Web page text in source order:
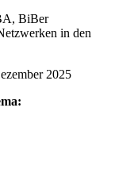
BiBer
in den
2025